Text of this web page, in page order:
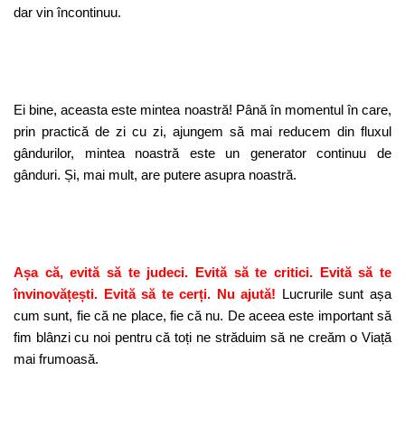
dar vin încontinuu.
Ei bine, aceasta este mintea noastră! Până în momentul în care,
prin practică de zi cu zi, ajungem să mai reducem din fluxul
gândurilor, mintea noastră este un generator continuu de
gânduri. Și, mai mult, are putere asupra noastră.
Așa că, evită să te judeci. Evită să te critici. Evită să te
învinovățești. Evită să te cerți. Nu ajută! Lucrurile sunt așa
cum sunt, fie că ne place, fie că nu. De aceea este important să
fim blânzi cu noi pentru că toți ne străduim să ne creăm o Viață
mai frumoasă.